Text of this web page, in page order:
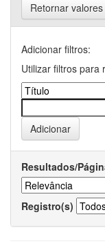
Retornar valores
Adicionar filtros:
Utilizar filtros para
Resultados/
Registro(s)